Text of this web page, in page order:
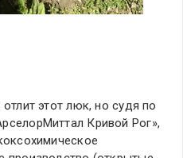
этот люк, но судя по
Кривой Рог»,